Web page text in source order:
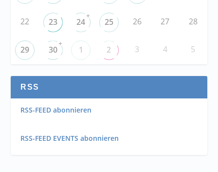
22 23 24
+
25 26 27 28
29 30
+
1 2 3 4 5
RSS
RSS-FEED abonnieren
RSS-FEED EVENTS abonnieren